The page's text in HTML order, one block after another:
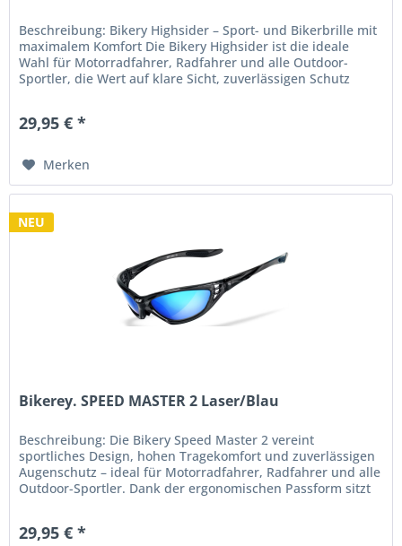
Beschreibung: Bikery Highsider – Sport- und Bikerbrille mit
maximalem Komfort Die Bikery Highsider ist die ideale
Wahl für Motorradfahrer, Radfahrer und alle Outdoor-
Sportler, die Wert auf klare Sicht, zuverlässigen Schutz
29,95 € *
Merken
NEU
Bikerey. SPEED MASTER 2 Laser/Blau
Beschreibung: Die Bikery Speed Master 2 vereint
sportliches Design, hohen Tragekomfort und zuverlässigen
Augenschutz – ideal für Motorradfahrer, Radfahrer und alle
Outdoor-Sportler. Dank der ergonomischen Passform sitzt
29,95 € *